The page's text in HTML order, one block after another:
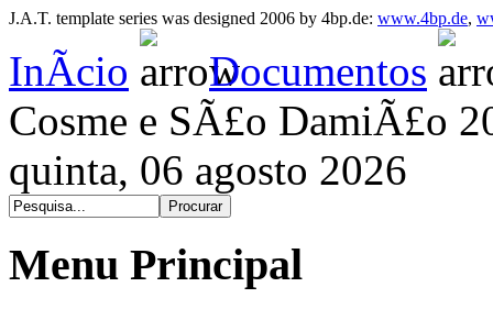
J.A.T. template series was designed 2006 by 4bp.de: www.4bp.de,
InÃ­cio
Documentos
Cosme e SÃ£o DamiÃ£o
quinta, 06 agosto 2026
Menu Principal